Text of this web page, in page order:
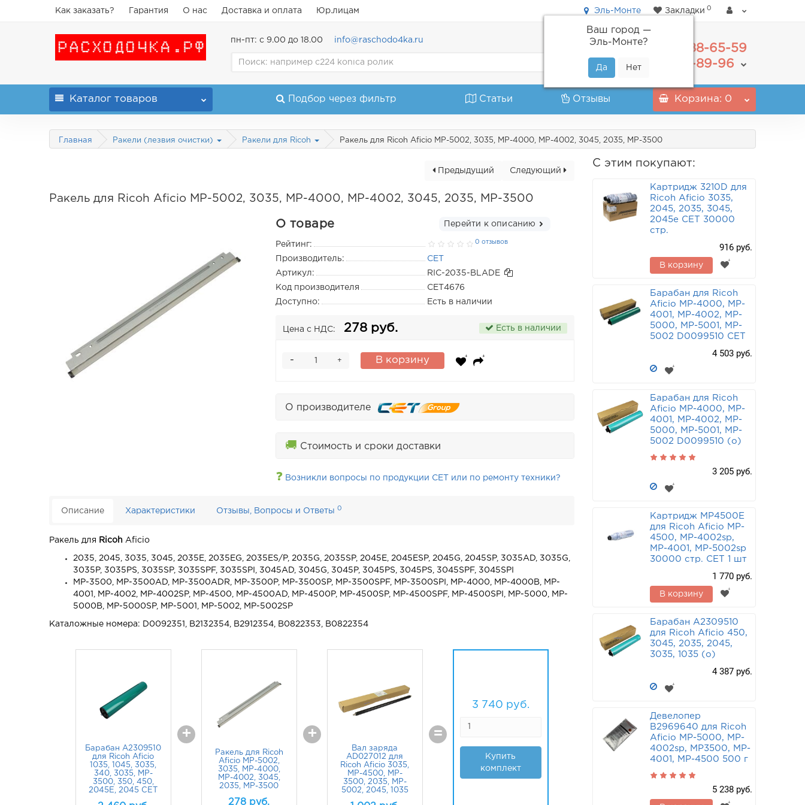
Как заказать? Гарантия О нас Доставка и оплата Юр.лицам Эль-Монте
Ваш город —
Эль-Монте?
Закладки 0
пн-пт: с 9.00 до 18.00 info@raschodo4ka.ru
488-65-59
+7(800) 555-89-96
Каталог товаров Подбор через фильтр Статьи Отзывы Корзина: 0
Главная Ракели (лезвия очистки) Ракели для Ricoh Ракель для Ricoh Aficio MP-5002, 3035, MP-4000, MP-4002, 3045, 2035, MP-3500
Следующий
Предыдущий
Ракель для Ricoh Aficio MP-5002, 3035, MP-4000, MP-4002, 3045, 2035, MP-3500
О товаре Перейти к описанию
Рейтинг: 0 отзывов
Производитель:
CET
Артикул:
RIC-2035-BLADE
Код производителя
CET4676
Доступно:
Есть в наличии
Цена с НДС: 278 руб. Есть в наличии
+
- В корзину
О производителе
🚚 Стоимость и сроки доставки
❓ Возникли вопросы по продукции CET или по ремонту техники?
Описание Характеристики Отзывы, Вопросы и Ответы0
Ракель для Ricoh Aficio
2035, 2045, 3035, 3045, 2035E, 2035EG, 2035ES/P, 2035G, 2035SP, 2045E, 2045ESP, 2045G, 2045SP, 3035AD, 3035G,
3035P, 3035PS, 3035SP, 3035SPF, 3035SPI, 3045AD, 3045G, 3045P, 3045PS, 3045PS, 3045SPF, 3045SPI
MP-3500, MP-3500AD, MP-3500ADR, MP-3500P, MP-3500SP, MP-3500SPF, MP-3500SPI, MP-4000, MP-4000B, MP-
4001, MP-4002, MP-4002SP, MP-4500, MP-4500AD, MP-4500P, MP-4500SP, MP-4500SPF, MP-4500SPI, MP-5000, MP-
5000B, MP-5000SP, MP-5001, MP-5002, MP-5002SP
Каталожные номера: D0092351, B2132354, B2912354, B0822353, B0822354
Барабан A2309510
для Ricoh Aficio
1035, 1045, 3035,
340, 3035, MP-
3500, 350, 450,
2045E, 2045 CET
+
Ракель для Ricoh
Aficio MP-5002,
3035, MP-4000,
MP-4002, 3045,
2035, MP-3500
278 руб.
+
Вал заряда
AD027012 для
Ricoh Aficio 3035,
MP-4500, MP-
3500, 2035, MP-
5002, 2045, 1035
=
3 740 руб.
Купить
комплект
Барабан для Ricoh
Aficio MP-4000,
MP-5000, MP-5001,
D0099510 CET
С этим покупают:
Картридж 3210D для
Ricoh Aficio 3035,
2045, 2035, 3045,
2045e CET 30000
стр.
916 руб.
В корзину
Барабан для Ricoh
Aficio MP-4000, MP-
4001, MP-4002, MP-
5000, MP-5001, MP-
5002 D0099510 CET
4 503 руб.
Барабан для Ricoh
Aficio MP-4000, MP-
4001, MP-4002, MP-
5000, MP-5001, MP-
5002 D0099510 (o)
3 205 руб.
Картридж MP4500E
для Ricoh Aficio MP-
4500, MP-4002sp,
MP-4001, MP-5002sp
30000 стр. CET 1 шт
1 770 руб.
В корзину
Барабан A2309510
для Ricoh Aficio 450,
3045, 2035, 2045,
3035, 1035 (o)
4 387 руб.
Девелопер
B2969640 для Ricoh
Aficio MP-5000, MP-
4002sp, MP3500, MP-
4001, MP-4500 500 г
5 238 руб.